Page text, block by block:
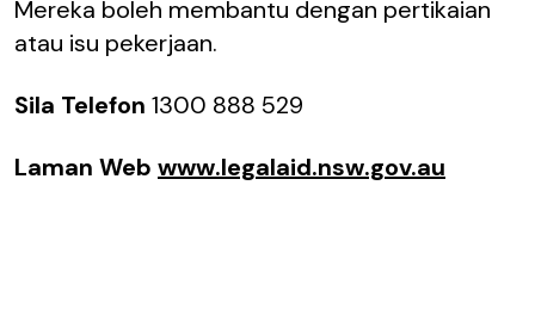
Mereka boleh membantu dengan pertikaian
atau isu pekerjaan.
Sila Telefon 1300 888 529
Laman Web www.legalaid.nsw.gov.au